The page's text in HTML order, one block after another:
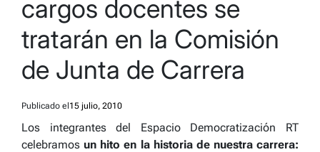
cargos docentes se
tratarán en la Comisión
de Junta de Carrera
Publicado el 15 julio, 2010
Los integrantes del Espacio Democratización RT
celebramos un hito en la historia de nuestra carrera: